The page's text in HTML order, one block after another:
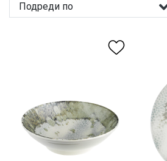
Подреди по